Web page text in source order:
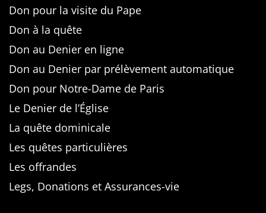
Don pour la visite du Pape
Don à la quête
Don au Denier en ligne
Don au Denier par prélèvement automatique
Don pour Notre-Dame de Paris
Le Denier de l’Église
La quête dominicale
Les quêtes particulières
Les offrandes
Legs, Donations et Assurances-vie